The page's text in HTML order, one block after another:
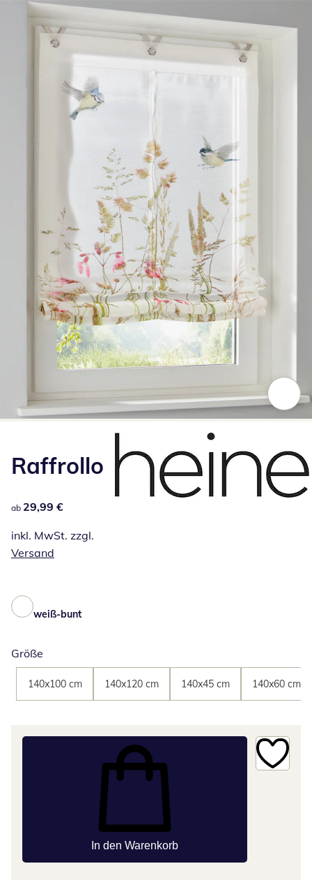
Raffrollo
29,99 €
ab 29,99 €
inkl. MwSt. zzgl.
Versand
weiß-bunt
Größe
140x100 cm 140x120 cm 140x45 cm 140x60 cm
In den Warenkorb